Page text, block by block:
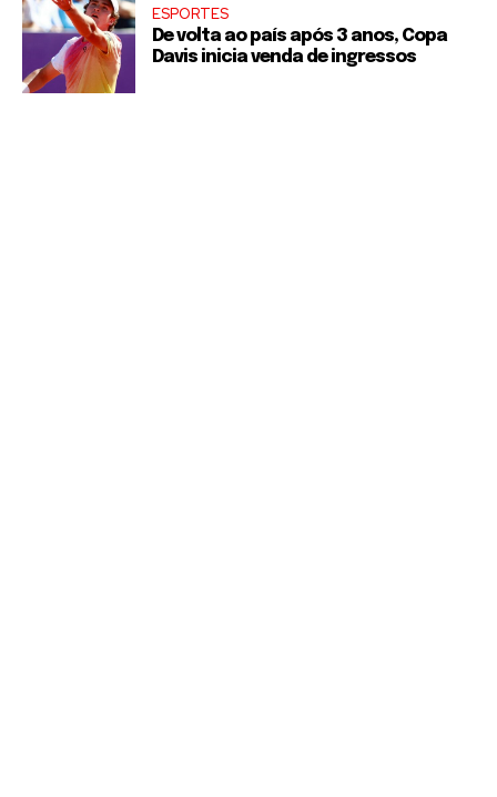
ESPORTES
De volta ao país após 3 anos, Copa
Davis inicia venda de ingressos